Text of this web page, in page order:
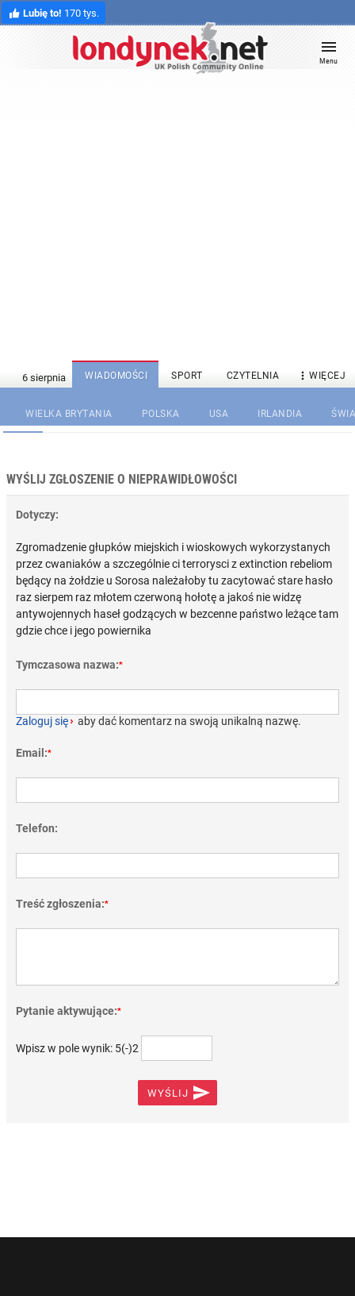
Lubię to! 170 tys.
Menu
WIADOMOŚCI SPORT CZYTELNIA  WIĘCEJ
WIELKA BRYTANIA POLSKA USA IRLANDIA
WYŚLIJ ZGŁOSZENIE O NIEPRAWIDŁOWOŚCI
Dotyczy:
Zgromadzenie głupków miejskich i wioskowych wykorzystanych
przez cwaniaków a szczególnie ci terrorysci z extinction rebeliom
będący na żołdzie u Sorosa należałoby tu zacytować stare hasło
raz sierpem raz młotem czerwoną hołotę a jakoś nie widzę
antywojennych haseł godzących w bezcenne państwo leżące tam
gdzie chce i jego powiernika
Tymczasowa nazwa:*
Zaloguj się› aby dać komentarz na swoją unikalną nazwę.
Email:*
Telefon:
Treść zgłoszenia:*
Pytanie aktywujące:*
Wpisz w pole wynik: 5(-)2
WYŚLIJ 